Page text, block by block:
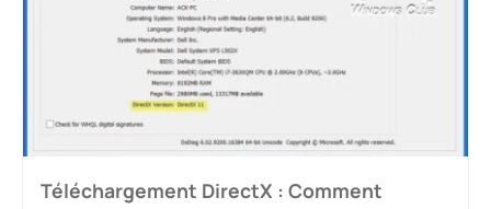
Téléchargement DirectX : Comment